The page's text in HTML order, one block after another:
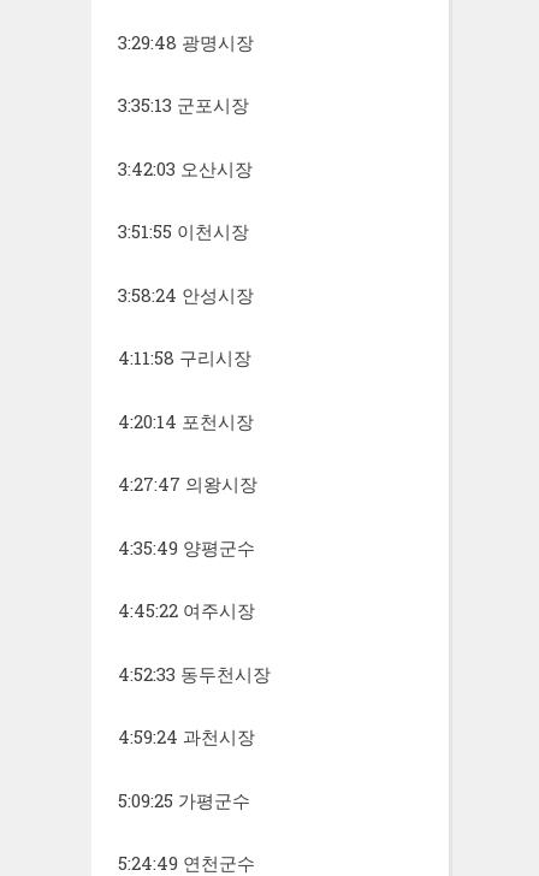
3:29:48 광명시장
3:35:13 군포시장
3:42:03 오산시장
3:51:55 이천시장
3:58:24 안성시장
4:11:58 구리시장
4:20:14 포천시장
4:27:47 의왕시장
4:35:49 양평군수
4:45:22 여주시장
4:52:33 동두천시장
4:59:24 과천시장
5:09:25 가평군수
5:24:49 연천군수